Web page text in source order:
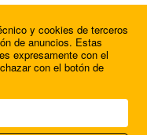
y cookies de terceros
de anuncios. Estas
expresamente con el
con el botón de